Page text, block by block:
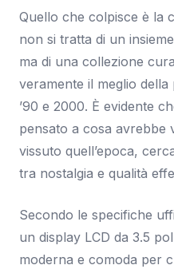
Quello che colpisce è la
non si tratta di un
ma di una collezione
veramente il meglio
’90 e 2000. È evidente
pensato a cosa avrebbe
vissuto quell’epoca,
tra nostalgia e qualità
Secondo le specifiche
un display LCD da 3.5
moderna e comoda per